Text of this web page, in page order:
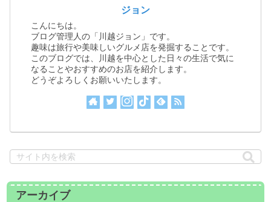
ジョン
こんにちは。
ブログ管理人の「川越ジョン」です。
趣味は旅行や美味しいグルメ店を発掘することです。
このブログでは、川越を中心とした日々の生活で気に
なることやおすすめのお店を紹介します。
どうぞよろしくお願いいたします。
アーカイブ